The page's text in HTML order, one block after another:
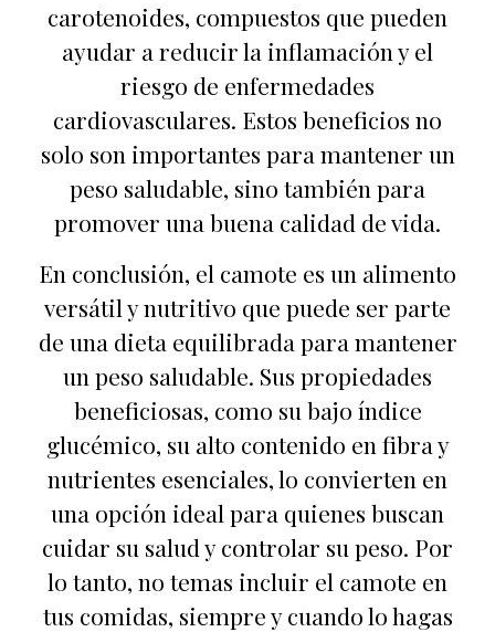
carotenoides, compuestos que pueden
ayudar a reducir la inflamación y el
riesgo de enfermedades
cardiovasculares. Estos beneficios no
solo son importantes para mantener un
peso saludable, sino también para
promover una buena calidad de vida.
En conclusión, el camote es un alimento
versátil y nutritivo que puede ser parte
de una dieta equilibrada para mantener
un peso saludable. Sus propiedades
beneficiosas, como su bajo índice
glucémico, su alto contenido en fibra y
nutrientes esenciales, lo convierten en
una opción ideal para quienes buscan
cuidar su salud y controlar su peso. Por
lo tanto, no temas incluir el camote en
tus comidas, siempre y cuando lo hagas